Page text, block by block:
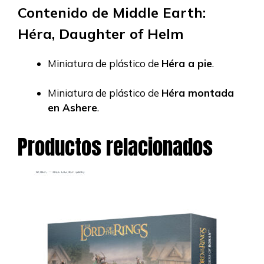
Contenido de Middle Earth:
Héra, Daughter of Helm
Miniatura de plástico de Héra a pie.
Miniatura de plástico de Héra montada
en Ashere.
Productos relacionados